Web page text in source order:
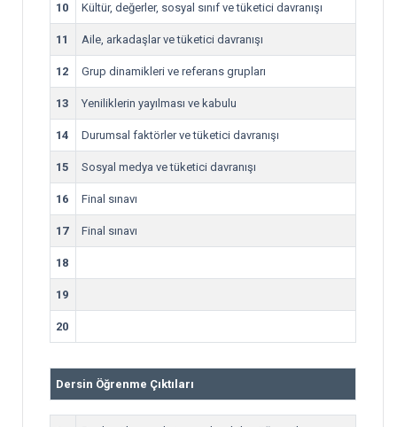
10 Kültür, değerler, sosyal sınıf ve tüketici davranışı
11 Aile, arkadaşlar ve tüketici davranışı
12 Grup dinamikleri ve referans grupları
13 Yeniliklerin yayılması ve kabulu
14 Durumsal faktörler ve tüketici davranışı
15 Sosyal medya ve tüketici davranışı
16 Final sınavı
17 Final sınavı
18
19
20
Dersin Öğrenme Çıktıları